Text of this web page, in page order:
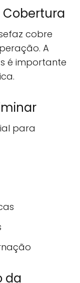
Cobertura
cobre
A
é importante
para
da